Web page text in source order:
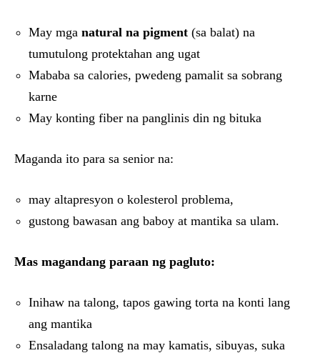
May mga natural na pigment (sa balat) na
tumutulong protektahan ang ugat
Mababa sa calories, pwedeng pamalit sa sobrang
karne
May konting fiber na panglinis din ng bituka
Maganda ito para sa senior na:
may altapresyon o kolesterol problema,
gustong bawasan ang baboy at mantika sa ulam.
Mas magandang paraan ng pagluto:
Inihaw na talong, tapos gawing torta na konti lang
ang mantika
Ensaladang talong na may kamatis, sibuyas, suka